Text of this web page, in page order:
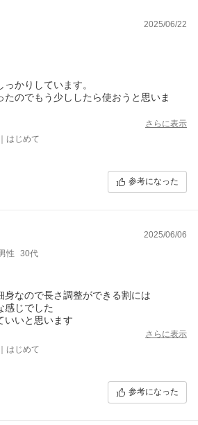
2025/06/22
かりしています。
たのでもう少ししたら使おうと思いま
さらに表示
はじめて
参考になった
2025/06/06
性
30代
身なので長さ調整ができる割には
感じでした
いいと思います
さらに表示
はじめて
参考になった